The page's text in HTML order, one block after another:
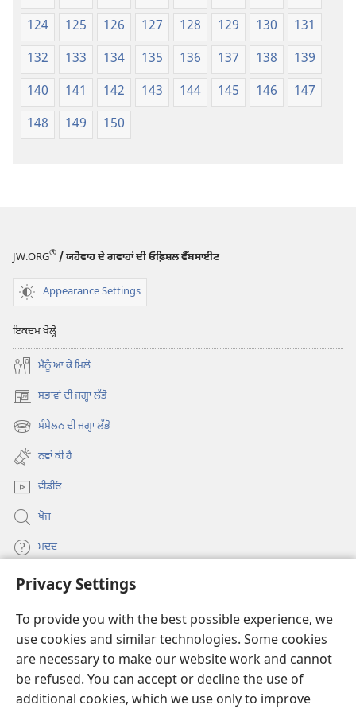
Privacy Settings
To provide you with the best possible experience, we
use cookies and similar technologies. Some cookies
are necessary to make our website work and cannot
be refused. You can accept or decline the use of
additional cookies, which we use only to improve
124
125 126 127 128 129 130
131
132
133 134 135 136 137 138
139
140
141 142 143 144 145 146
147
148
149 150
JW.ORG® / ਯਹੋਵਾਹ ਦੇ ਗਵਾਹਾਂ ਦੀ ਓਫ਼ਿਸ਼ਲ ਵੈੱਬਸਾਈਟ
Appearance Settings
ਇਕਦਮ ਖੋਲ੍ਹੋ
ਮੈਨੂੰ ਆ ਕੇ ਮਿਲੋ
ਸਭਾਵਾਂ ਦੀ ਜਗ੍ਹਾ ਲੱਭੋ
(opens
new
window)
ਸੰਮੇਲਨ ਦੀ ਜਗ੍ਹਾ ਲੱਭੋ
(opens
new
window)
ਨਵਾਂ ਕੀ ਹੈ
ਵੀਡੀਓ
ਖੋਜ
ਮਦਦ
ਦਾਨ
new
window)Watchtower ONLINE LIBRARY™
(opens
new
window)JW Hub
(opens
new
®